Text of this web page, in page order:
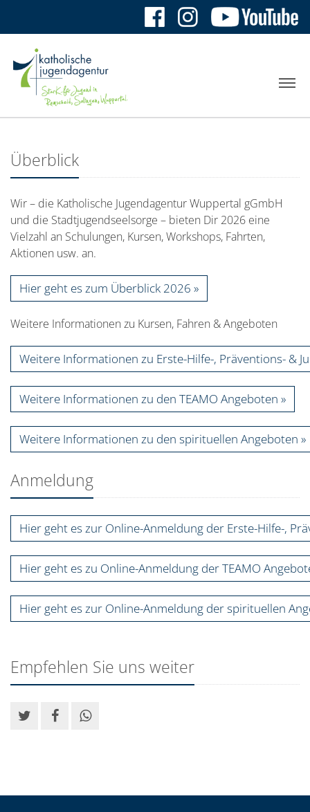
Überblick
Wir – die Katholische Jugendagentur Wuppertal gGmbH
und die Stadtjugendseelsorge – bieten Dir 2026 eine
Vielzahl an Schulungen, Kursen, Workshops, Fahrten,
Aktionen usw. an.
Hier geht es zum Überblick 2026
Weitere Informationen zu Kursen, Fahren & Angeboten
Weitere Informationen zu Erste-Hilfe-, Präventions- &
Weitere Informationen zu den TEAMO Angeboten
Weitere Informationen zu den spirituellen Angeboten
Anmeldung
Hier geht es zur Online-Anmeldung der Erste-Hilfe-,
Hier geht es zu Online-Anmeldung der TEAMO
Hier geht es zur Online-Anmeldung der spirituellen
Empfehlen Sie uns weiter